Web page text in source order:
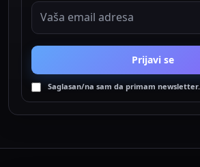
EMAIL ADRESA
Prijavi se
Saglasan/na sam da primam newsletter.